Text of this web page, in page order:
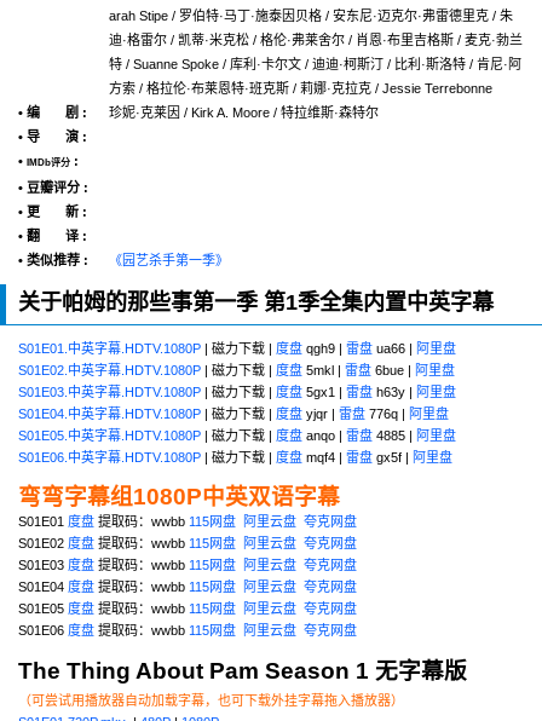
arah Stipe / 罗伯特·马丁·施泰因贝格 / 安东尼·迈克尔·弗雷德里克 / 朱
迪·格雷尔 / 凯蒂·米克松 / 格伦·弗莱舍尔 / 肖恩·布里吉格斯 / 麦克·勃兰
特 / Suanne Spoke / 库利·卡尔文 / 迪迪·柯斯汀 / 比利·斯洛特 / 肯尼·阿
方索 / 格拉伦·布莱恩特·班克斯 / 莉娜·克拉克 / Jessie Terrebonne
• 编 剧 :
珍妮·克莱因 / Kirk A. Moore / 特拉维斯·森特尔
• 导 演 :
•
IMDb评分 :
• 豆瓣评分 :
• 更 新 :
• 翻 译 :
• 类似推荐 :
《园艺杀手第一季》
关于帕姆的那些事第一季 第1季全集内置中英字幕
S01E01.中英字幕.HDTV.1080P | 磁力下载 | 度盘 qgh9 | 雷盘 ua66 | 阿里盘
S01E02.中英字幕.HDTV.1080P | 磁力下载 | 度盘 5mkl | 雷盘 6bue | 阿里盘
S01E03.中英字幕.HDTV.1080P | 磁力下载 | 度盘 5gx1 | 雷盘 h63y | 阿里盘
S01E04.中英字幕.HDTV.1080P | 磁力下载 | 度盘 yjqr | 雷盘 776q | 阿里盘
S01E05.中英字幕.HDTV.1080P | 磁力下载 | 度盘 anqo | 雷盘 4885 | 阿里盘
S01E06.中英字幕.HDTV.1080P | 磁力下载 | 度盘 mqf4 | 雷盘 gx5f | 阿里盘
弯弯字幕组1080P中英双语字幕
S01E01 度盘 提取码：wwbb 115网盘 阿里云盘 夸克网盘
S01E02 度盘 提取码：wwbb 115网盘 阿里云盘 夸克网盘
S01E03 度盘 提取码：wwbb 115网盘 阿里云盘 夸克网盘
S01E04 度盘 提取码：wwbb 115网盘 阿里云盘 夸克网盘
S01E05 度盘 提取码：wwbb 115网盘 阿里云盘 夸克网盘
S01E06 度盘 提取码：wwbb 115网盘 阿里云盘 夸克网盘
The Thing About Pam Season 1 无字幕版
（可尝试用播放器自动加载字幕，也可下载外挂字幕拖入播放器）